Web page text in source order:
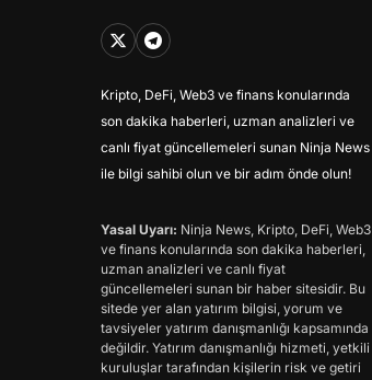
Kripto, DeFi, Web3 ve finans konularında
son dakika haberleri, uzman analizleri ve
canlı fiyat güncellemeleri sunan Ninja News
ile bilgi sahibi olun ve bir adım önde olun!
Yasal Uyarı: Ninja News, Kripto, DeFi, Web3
ve finans konularında son dakika haberleri,
uzman analizleri ve canlı fiyat
güncellemeleri sunan bir haber sitesidir. Bu
sitede yer alan yatırım bilgisi, yorum ve
tavsiyeler yatırım danışmanlığı kapsamında
değildir. Yatırım danışmanlığı hizmeti, yetkili
kuruluşlar tarafından kişilerin risk ve getiri